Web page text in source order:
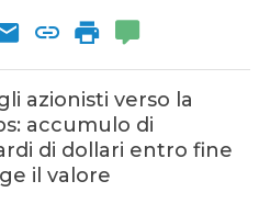
azionisti verso la
accumulo di
di dollari entro fine
il valore